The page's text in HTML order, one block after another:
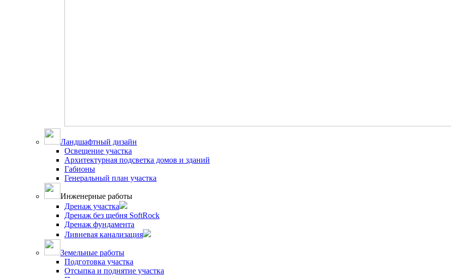
Ландшафтный дизайн
Освещение участка
Архитектурная подсветка домов и зданий
Габионы
Генеральный план участка
Инженерные работы
Дренаж участка
Дренаж без щебня SoftRock
Дренаж фундамента
Ливневая канализация
Земельные работы
Подготовка участка
Отсыпка и поднятие участка